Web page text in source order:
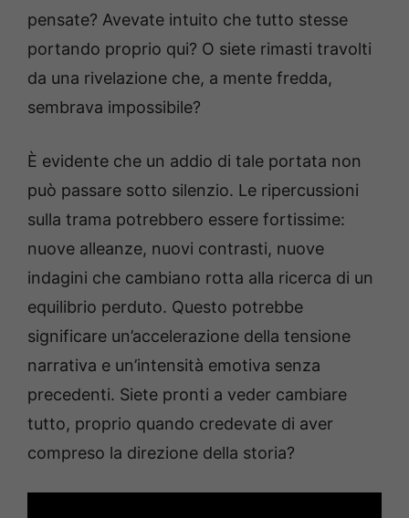
pensate? Avevate intuito che tutto stesse
portando proprio qui? O siete rimasti travolti
da una rivelazione che, a mente fredda,
sembrava impossibile?
È evidente che un addio di tale portata non
può passare sotto silenzio. Le ripercussioni
sulla trama potrebbero essere fortissime:
nuove alleanze, nuovi contrasti, nuove
indagini che cambiano rotta alla ricerca di un
equilibrio perduto. Questo potrebbe
significare un’accelerazione della tensione
narrativa e un’intensità emotiva senza
precedenti. Siete pronti a veder cambiare
tutto, proprio quando credevate di aver
compreso la direzione della storia?